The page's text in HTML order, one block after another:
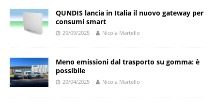
QUNDIS lancia in Italia il nuovo gateway per
consumi smart
29/09/2025 Nicola Martello
Meno emissioni dal trasporto su gomma: è
possibile
29/04/2025 Nicola Martello